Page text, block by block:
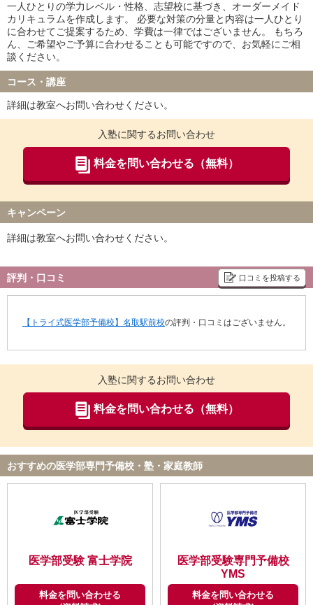
一人ひとりの学力レベル・性格、志望校に基づき、オーダーメイド
カリキュラムを作成します。 必要な対策の分量と内容は一人ひとり
に合わせてご提案するため、学費は一律ではございません。 もちろ
ん、ご希望やご予算に合わせることも可能ですので、お気軽にご相
談ください。
コース・講座
詳細は教室へお問い合わせください。
入塾に関するお問い合わせ
料金を問い合わせる（無料）
キャンペーン
詳細は教室へお問い合わせください。
評判・口コミ 口コミを投稿する
【トライ式医学部予備校】名取駅前校の評判・口コミはございません。
入塾に関するお問い合わせ
料金を問い合わせる（無料）
おすすめの医学部専門予備校・塾・家庭教師
医学部受験 富士学院
料金を問い合わせる
医学部受験専門予備校
YMS
料金を問い合わせる